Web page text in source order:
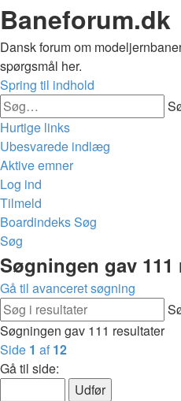
Baneforum.dk
Dansk forum om
spørgsmål her.
Spring til indhold
Hurtige links
Ubesvarede indlæg
Aktive emner
Log ind
Tilmeld
BoardindeksSøg
Søg
Søgningen gav 111
Gå til avanceret søgning
Søgningen gav 111 resultater
Side 1 af 12
Gå til side: